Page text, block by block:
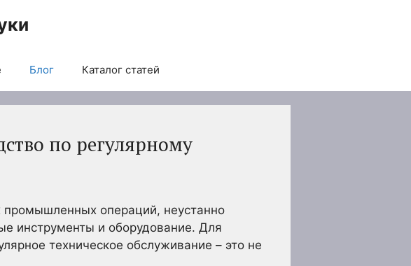
Блог Каталог статей
по регулярному
операций, неустанно
инструменты и оборудование. Для
техническое обслуживание – это не